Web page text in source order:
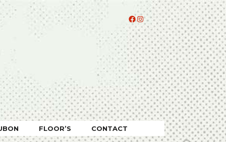
Facebook
Instagram
FLOOR’S CONTACT